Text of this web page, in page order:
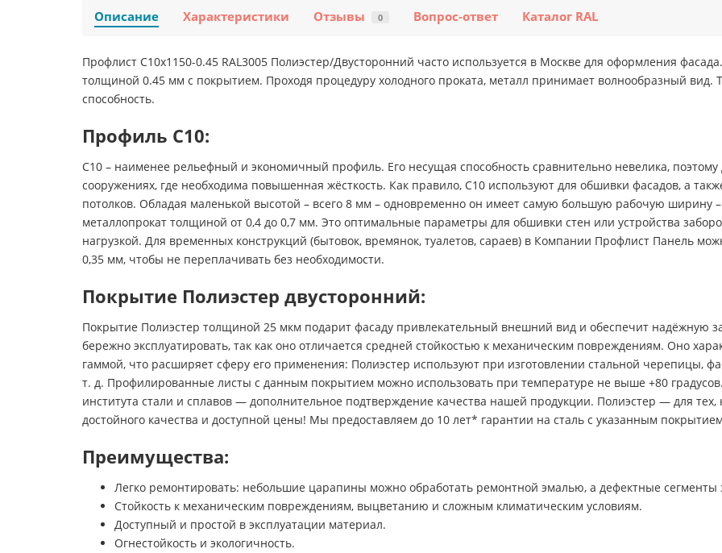
Описание Характеристики Отзывы 0 Вопрос-ответ Каталог RAL
Профлист С10х1150-0.45 RAL3005 Полиэстер/Двусторонний часто используется в Москве для оформления
толщиной 0.45 мм с покрытием. Проходя процедуру холодного проката, металл принимает волнообразный
способность.
Профиль С10:
С10 – наименее рельефный и экономичный профиль. Его несущая способность сравнительно невелика,
сооружениях, где необходима повышенная жёсткость. Как правило, С10 используют для обшивки фасадов, а
потолков. Обладая маленькой высотой – всего 8 мм – одновременно он имеет самую большую рабочую ширину
металлопрокат толщиной от 0,4 до 0,7 мм. Это оптимальные параметры для обшивки стен или устройства
нагрузкой. Для временных конструкций (бытовок, времянок, туалетов, сараев) в Компании Профлист Панель
0,35 мм, чтобы не переплачивать без необходимости.
Покрытие Полиэстер двусторонний:
Покрытие Полиэстер толщиной 25 мкм подарит фасаду привлекательный внешний вид и обеспечит надёжную
бережно эксплуатировать, так как оно отличается средней стойкостью к механическим повреждениям. Оно
гаммой, что расширяет сферу его применения: Полиэстер используют при изготовлении стальной черепицы,
т. д. Профилированные листы с данным покрытием можно использовать при температуре не выше +80
института стали и сплавов — дополнительное подтверждение качества нашей продукции. Полиэстер — для
достойного качества и доступной цены! Мы предоставляем до 10 лет* гарантии на сталь с указанным
Преимущества:
Легко ремонтировать: небольшие царапины можно обработать ремонтной эмалью, а дефектные сегменты
Стойкость к механическим повреждениям, выцветанию и сложным климатическим условиям.
Доступный и простой в эксплуатации материал.
Огнестойкость и экологичность.